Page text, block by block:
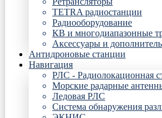
TETRA радиостанции
Радиооборудование
КВ и многодиапазонные
Аксессуары и
Антидроновые станции
Навигация
РЛС - Радиолокационная
Морские радарные
Ледовая РЛС
Система обнаружения